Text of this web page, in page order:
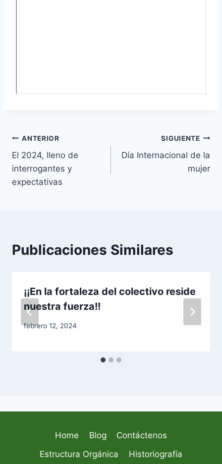
Navegación
de
entradas
ANTERIOR
El 2024, lleno de
interrogantes y
expectativas
SIGUIENTE
Día Internacional de la
mujer
Publicaciones Similares
¡¡En la fortaleza del colectivo reside
nuestra fuerza!!
febrero 12, 2024
Home Blog
Contáctenos
Estructura Orgánica
Historiografía